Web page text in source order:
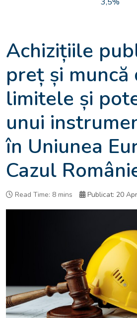
Achizițiile
preț și muncă
limitele și
unui
în Uniunea
Cazul
Read Time: 8 mins Publicat: 20